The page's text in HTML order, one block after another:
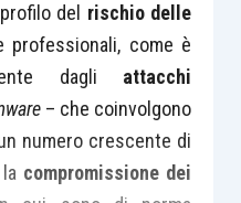
del rischio delle
professionali, come è
dagli attacchi
– che coinvolgono
numero crescente di
compromissione dei